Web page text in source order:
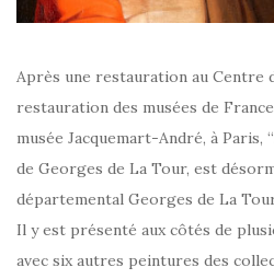
Après une restauration au Centre
restauration des musées de
musée Jacquemart-André, à Paris,
de Georges de La Tour, est
départemental Georges de La
Il y est présenté aux côtés de
avec six autres peintures des